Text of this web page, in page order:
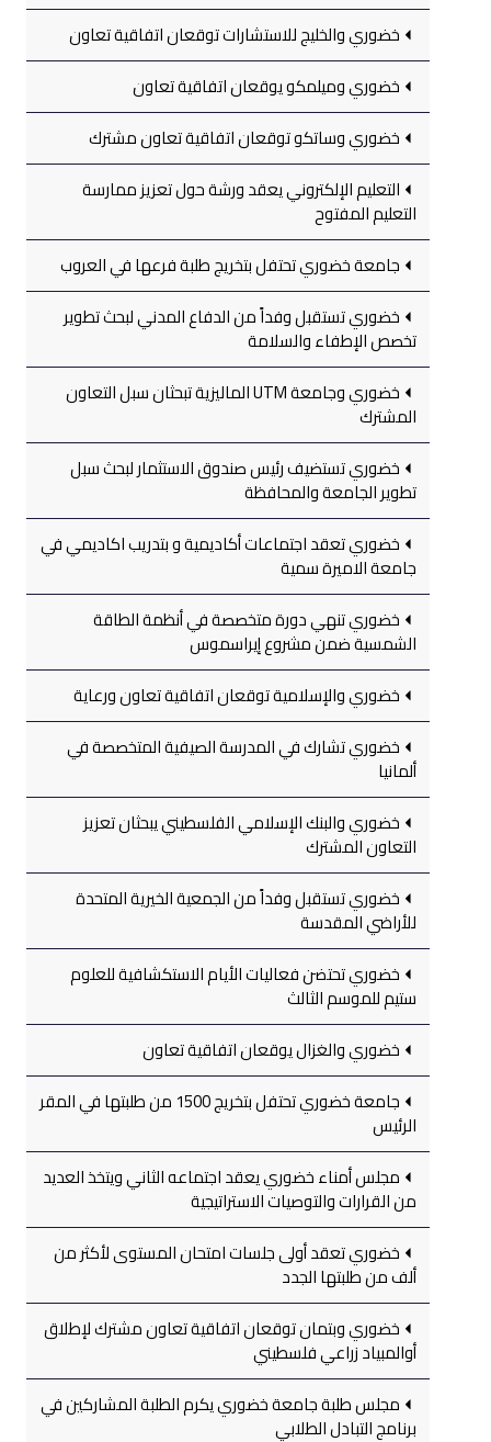
خضوري والخليج للاستشارات توقعان اتفاقية تعاون
خضوري وميلمكو يوقعان اتفاقية تعاون
خضوري وساتكو توقعان اتفاقية تعاون مشترك
التعليم الإلكتروني يعقد ورشة حول تعزيز ممارسة
التعليم المفتوح
جامعة خضوري تحتفل بتخريج طلبة فرعها في العروب
خضوري تستقبل وفداً من الدفاع المدني لبحث تطوير
تخصص الإطفاء والسلامة
خضوري وجامعة UTM الماليزية تبحثان سبل التعاون
المشترك
خضوري تستضيف رئيس صندوق الاستثمار لبحث سبل
تطوير الجامعة والمحافظة
خضوري تعقد اجتماعات أكاديمية و بتدريب اكاديمي في
جامعة الاميرة سمية
خضوري تنهي دورة متخصصة في أنظمة الطاقة
الشمسية ضمن مشروع إيراسموس
خضوري والإسلامية توقعان اتفاقية تعاون ورعاية
خضوري تشارك في المدرسة الصيفية المتخصصة في
ألمانيا
خضوري والبنك الإسلامي الفلسطيني يبحثان تعزيز
التعاون المشترك
خضوري تستقبل وفداً من الجمعية الخيرية المتحدة
للأراضي المقدسة
خضوري تحتضن فعاليات الأيام الاستكشافية للعلوم
ستيم للموسم الثالث
خضوري والغزال يوقعان اتفاقية تعاون
جامعة خضوري تحتفل بتخريج 1500 من طلبتها في المقر
الرئيس
مجلس أمناء خضوري يعقد اجتماعه الثاني ويتخذ العديد
من القرارات والتوصيات الاستراتيجية
خضوري تعقد أولى جلسات امتحان المستوى لأكثر من
ألف من طلبتها الجدد
خضوري وبتمان توقعان اتفاقية تعاون مشترك لإطلاق
أوالمبياد زراعي فلسطيني
مجلس طلبة جامعة خضوري يكرم الطلبة المشاركين في
برنامج التبادل الطلابي